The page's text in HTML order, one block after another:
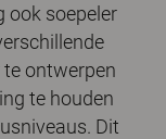
ook soepeler
ontwerpen
te houden
Dit